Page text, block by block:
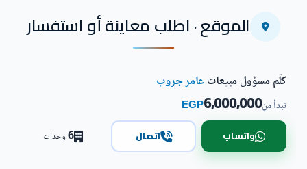
الموقع · اطلب معاينة أو استفسار
كلّم مسؤول مبيعاتعامر جروب
تبدأ من6,000,000
EGP
واتساب اتصال 6وحدات